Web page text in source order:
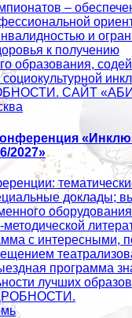
–
и
к получению
образования,
социокультурной
САЙТ
2027»
доклады;
с интересными,
программа
лучших